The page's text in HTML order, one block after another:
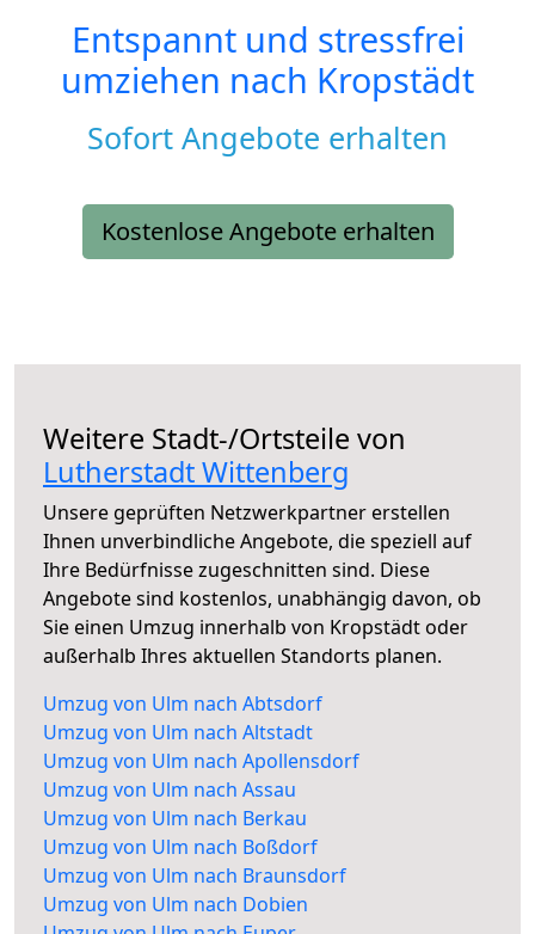
Entspannt und stressfrei
umziehen nach Kropstädt
Sofort Angebote erhalten
Kostenlose Angebote erhalten
Weitere Stadt-/Ortsteile von
Lutherstadt Wittenberg
Unsere geprüften Netzwerkpartner erstellen
Ihnen unverbindliche Angebote, die speziell auf
Ihre Bedürfnisse zugeschnitten sind. Diese
Angebote sind kostenlos, unabhängig davon, ob
Sie einen Umzug innerhalb von Kropstädt oder
außerhalb Ihres aktuellen Standorts planen.
Umzug von Ulm nach Abtsdorf
Umzug von Ulm nach Altstadt
Umzug von Ulm nach Apollensdorf
Umzug von Ulm nach Assau
Umzug von Ulm nach Berkau
Umzug von Ulm nach Boßdorf
Umzug von Ulm nach Braunsdorf
Umzug von Ulm nach Dobien